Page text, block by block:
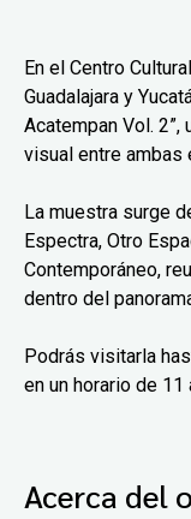
En el Centro
Guadalajara y
Acatempan Vol.
visual entre ambas
La muestra surge
Espectra, Otro
Contemporáneo,
dentro del
Podrás visitarla
en un horario de 11
Acerca del